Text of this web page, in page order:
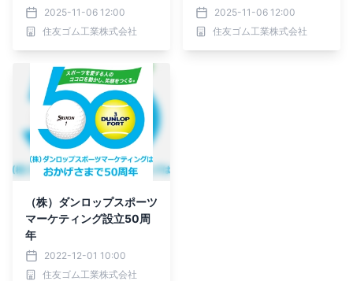
2025-11-06 12:00
住友ゴム工業株式会社
2025-11-06 12:00
住友ゴム工業株式会社
（株）ダンロップスポーツ
マーケティング設立50周
年
2022-12-01 10:00
住友ゴム工業株式会社